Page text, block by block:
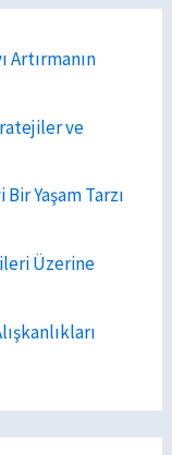
Artırmanın
ve
Yaşam Tarzı
Üzerine